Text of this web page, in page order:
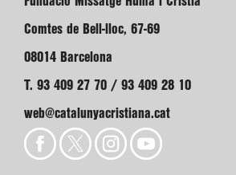
Comtes de Bell-lloc, 67-69
08014 Barcelona
T. 93 409 27 70 / 93 409 28 10
web@catalunyacristiana.cat